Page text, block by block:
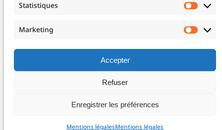
Statistiques
Marketing
Accepter
Refuser
Enregistrer les préférences
Mentions légalesMentions légales
Nos mécènes
Télé-expertise
Enseignements post-universitaires – EPU
Nous rejoindre